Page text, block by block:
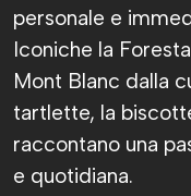
personale e
Iconiche la
Mont Blanc dalla
tartlette, la
raccontano una
e quotidiana.